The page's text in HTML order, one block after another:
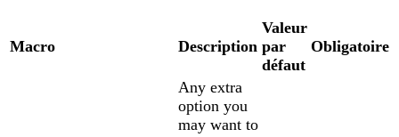
Macro Description
Valeur
par
défaut
Obligatoire
Any extra
option you
may want to